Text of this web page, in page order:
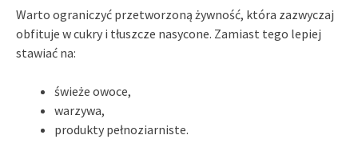
Warto ograniczyć przetworzoną żywność, która zazwyczaj
obfituje w cukry i tłuszcze nasycone. Zamiast tego lepiej
stawiać na:
świeże owoce,
warzywa,
produkty pełnoziarniste.